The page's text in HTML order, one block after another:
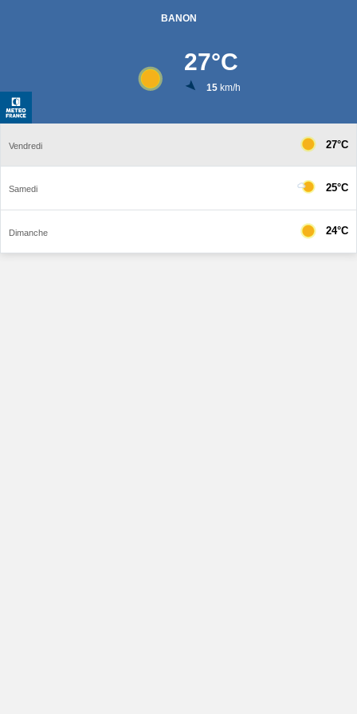
BANON
27°C
15km/h
Vendredi 27°C
Samedi 25°C
Dimanche 24°C